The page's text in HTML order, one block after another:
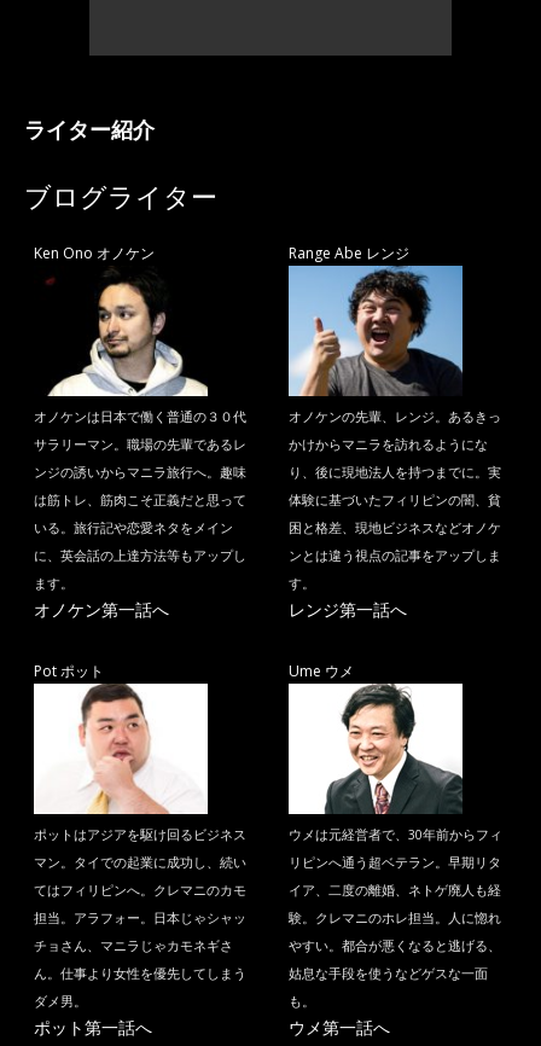
ライター紹介
ブログライター
Ken Ono オノケン
オノケンは日本で働く普通の３０代
サラリーマン。職場の先輩であるレ
ンジの誘いからマニラ旅行へ。趣味
は筋トレ、筋肉こそ正義だと思って
いる。旅行記や恋愛ネタをメイン
に、英会話の上達方法等もアップし
ます。
オノケン第一話へ
Range Abe レンジ
オノケンの先輩、レンジ。あるきっ
かけからマニラを訪れるようにな
り、後に現地法人を持つまでに。実
体験に基づいたフィリピンの闇、貧
困と格差、現地ビジネスなどオノケ
ンとは違う視点の記事をアップしま
す。
レンジ第一話へ
Pot ポット
ポットはアジアを駆け回るビジネス
マン。タイでの起業に成功し、続い
てはフィリピンへ。クレマニのカモ
担当。アラフォー。日本じゃシャッ
チョさん、マニラじゃカモネギさ
ん。仕事より女性を優先してしまう
ダメ男。
ポット第一話へ
Ume ウメ
ウメは元経営者で、30年前からフィ
リピンへ通う超ベテラン。早期リタ
イア、二度の離婚、ネトゲ廃人も経
験。クレマニのホレ担当。人に惚れ
やすい。都合が悪くなると逃げる、
姑息な手段を使うなどゲスな一面
も。
ウメ第一話へ